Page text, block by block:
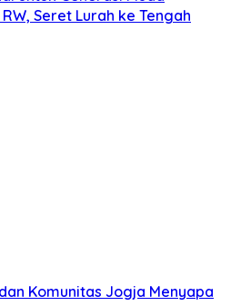
Seret Lurah ke Tengah
Komunitas Jogja Menyapa